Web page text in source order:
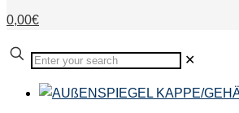
0,00€
✕